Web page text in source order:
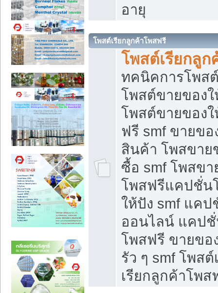
อายุ
โพสต์เรียกลูกค้าโพสฟรี
โพสต์เรียกลูก
ทคนิคการโพส
โพสต์ขายของ
โพสต์ขายของ
ฟรี smf ขายข
สินค้า โพสขาย
ซื้อ smf โพสข
โพสฟรีแคปชั่น
ให้ปัง smf แค
ออนไลน์ แคป
โพสฟรี ขายขอ
รัว ๆ smf โพส
เรียกลูกค้าโพส